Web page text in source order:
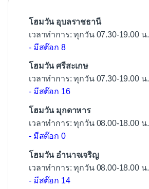
โฮมวัน อุบลราชธานี
เวลาทำการ: ทุกวัน 07.30-19.00 น.
- มีสต๊อก 8
โฮมวัน ศรีสะเกษ
เวลาทำการ: ทุกวัน 07.30-19.00 น.
- มีสต๊อก 16
โฮมวัน มุกดาหาร
เวลาทำการ: ทุกวัน 08.00-18.00 น.
- มีสต๊อก 0
โฮมวัน อำนาจเจริญ
เวลาทำการ: ทุกวัน 08.00-18.00 น.
- มีสต๊อก 14